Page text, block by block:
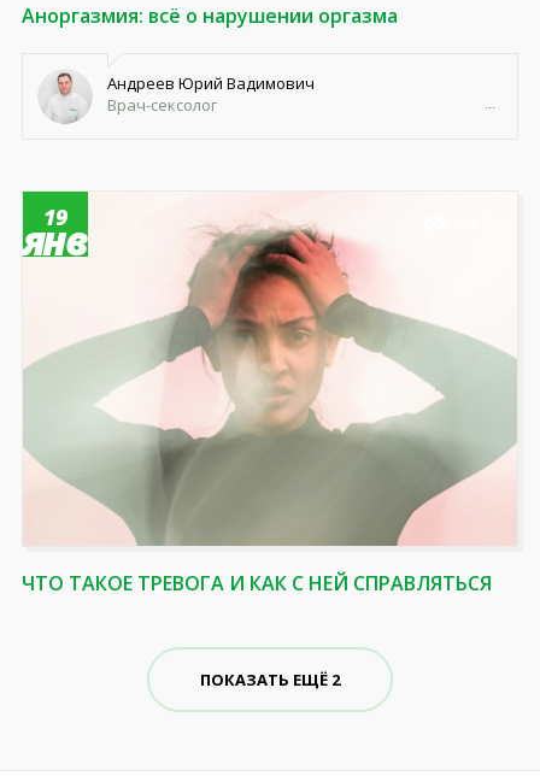
Аноргазмия: всё о нарушении оргазма
Андреев Юрий Вадимович
Врач-сексолог
19
янв
ЧТО ТАКОЕ ТРЕВОГА И КАК С НЕЙ СПРАВЛЯТЬСЯ
ПОКАЗАТЬ ЕЩЁ 2